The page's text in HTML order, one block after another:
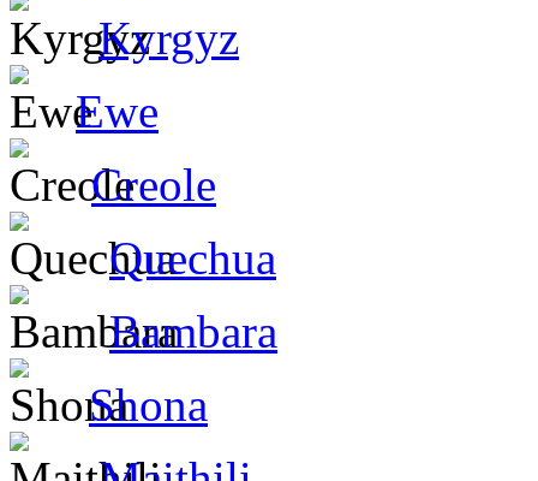
Kyrgyz
Ewe
Creole
Quechua
Bambara
Shona